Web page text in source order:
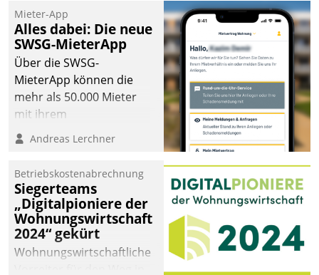
Mieter-App
Alles dabei: Die neue
SWSG-MieterApp
Über die SWSG-
MieterApp können die
mehr als 50.000 Mieter
mit ihrem
Wohnungsunternehmen
kommunizieren, auf dem
einsehen und ändern
oder
Schadensmeldungen
abgeben – rund um die
Uhr.
Andreas Lerchner
Betriebskostenabrechnung
Siegerteams
„Digitalpioniere der
Wohnungswirtschaft
2024“ gekürt
Wohnungswirtschaftliche